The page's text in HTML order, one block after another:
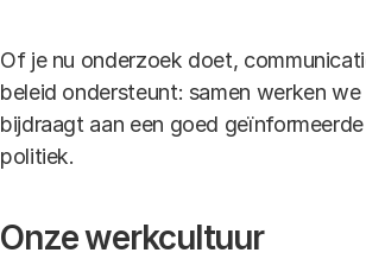
Of je nu onderzoek doet,
beleid ondersteunt: samen werken we
bijdraagt aan een goed
politiek.
Onze werkcultuur